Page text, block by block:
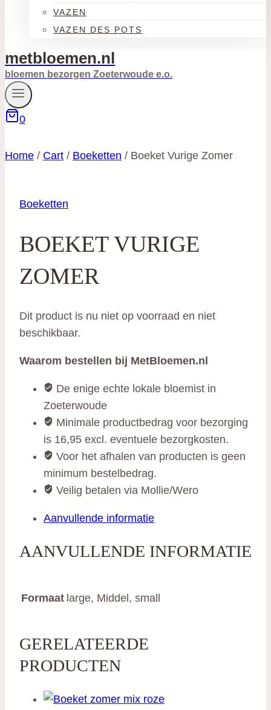
VAZEN
VAZEN DES POTS
metbloemen.nl
bloemen bezorgen Zoeterwoude e.o.
0
Home / Cart / Boeketten / Boeket Vurige Zomer
Boeketten
BOEKET VURIGE
ZOMER
Dit product is nu niet op voorraad en niet
beschikbaar.
Waarom bestellen bij MetBloemen.nl
De enige echte lokale bloemist in
Zoeterwoude
Minimale productbedrag voor bezorging
is 16,95 excl. eventuele bezorgkosten.
Voor het afhalen van producten is geen
minimum bestelbedrag.
Veilig betalen via Mollie/Wero
Aanvullende informatie
AANVULLENDE INFORMATIE
Formaat large, Middel, small
GERELATEERDE
PRODUCTEN